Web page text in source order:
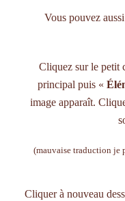
Vous pouvez
Cliquez sur le petit
principal puis «
image apparaît.
(mauvaise traduction je
Cliquer à nouveau